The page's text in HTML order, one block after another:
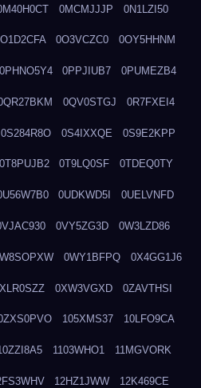
0MCMJJJP 0N1LZI50
0O3VCZC0 0OY5HHNM
0PHNO5Y4 0PPJIUB7 0PUMEZB4
0QV0STGJ 0R7FXEI4
0S284R8O 0S4IXXQE 0S9E2KPP
0T8PUJB2 0T9LQ0SF 0TDEQ0TY
0UDKWD5I 0UELVNFD
0VY5ZG3D 0W3LZD86
0WY1BFPQ 0X4GG1J6
0XW3VGXD 0ZAVTHSI
105XMS37 10LFO9CA
1103WHO1 11MGVORK
12HZ1JWW 12K469CE